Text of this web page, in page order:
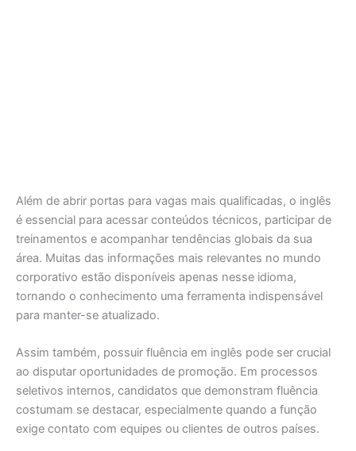
Além de abrir portas para vagas mais qualificadas, o inglês
é essencial para acessar conteúdos técnicos, participar de
treinamentos e acompanhar tendências globais da sua
área. Muitas das informações mais relevantes no mundo
corporativo estão disponíveis apenas nesse idioma,
tornando o conhecimento uma ferramenta indispensável
para manter-se atualizado.
Assim também, possuir fluência em inglês pode ser crucial
ao disputar oportunidades de promoção. Em processos
seletivos internos, candidatos que demonstram fluência
costumam se destacar, especialmente quando a função
exige contato com equipes ou clientes de outros países.